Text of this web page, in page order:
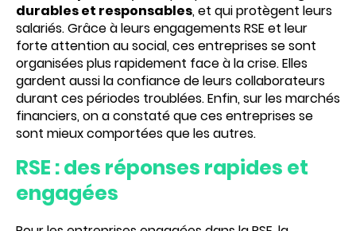
durables et responsables, et qui protègent leurs
salariés. Grâce à leurs engagements RSE et leur
forte attention au social, ces entreprises se sont
organisées plus rapidement face à la crise. Elles
gardent aussi la confiance de leurs collaborateurs
durant ces périodes troublées. Enfin, sur les marchés
financiers, on a constaté que ces entreprises se
sont mieux comportées que les autres.
RSE : des réponses rapides et
engagées